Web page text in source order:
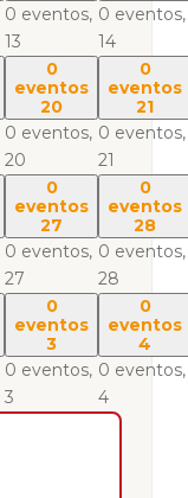
0 eventos,
13
0 eventos,
14
0
eventos
20
0 eventos,
20
0
eventos
21
0 eventos,
21
0
eventos
27
0 eventos,
27
0
eventos
28
0 eventos,
28
0
eventos
3
0 eventos,
3
0
eventos
4
0 eventos,
4